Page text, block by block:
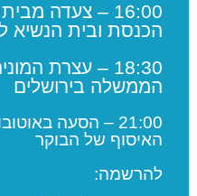
16:00 – צעדה
הכנסת ובית
18:30 – עצרת
הממשלה בירושלים
21:00 – הסעה
האיסוף של הבוקר
להרשמה: